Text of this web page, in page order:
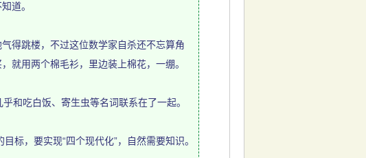
道。
得跳楼，不过这位数学家自杀还不忘算角
就用两个棉毛衫，里边装上棉花，一绷。
和吃白饭、寄生虫等名词联系在了一起。
，要实现“四个现代化”，自然需要知识。